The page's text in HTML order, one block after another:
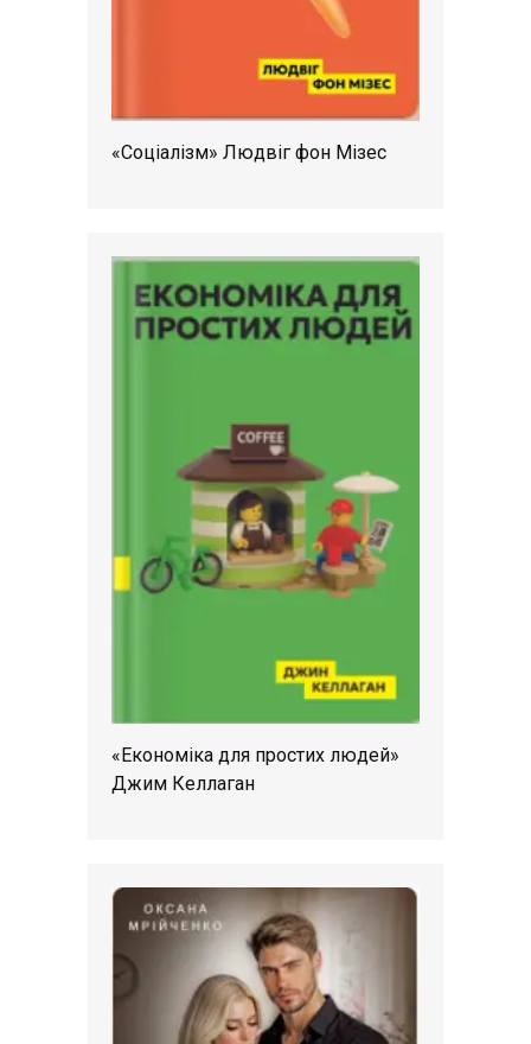
«Соціалізм» Людвіг фон Мізес
«Економіка для простих людей»
Джим Келлаган